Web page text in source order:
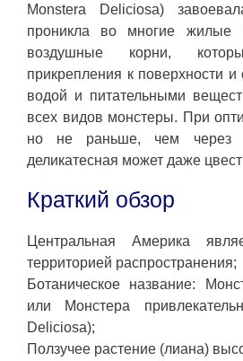
Monstera Deliciosa)
проникла во многие жилые
воздушные корни,
прикрепления к поверхности
водой и питательными
всех видов монстеры. При
но не раньше, чем через
деликатесная может даже
Краткий обзор
Центральная Америка
территорией распространения;
Ботаническое название:
или Монстера
Deliciosa);
Ползучее растение (лиана)